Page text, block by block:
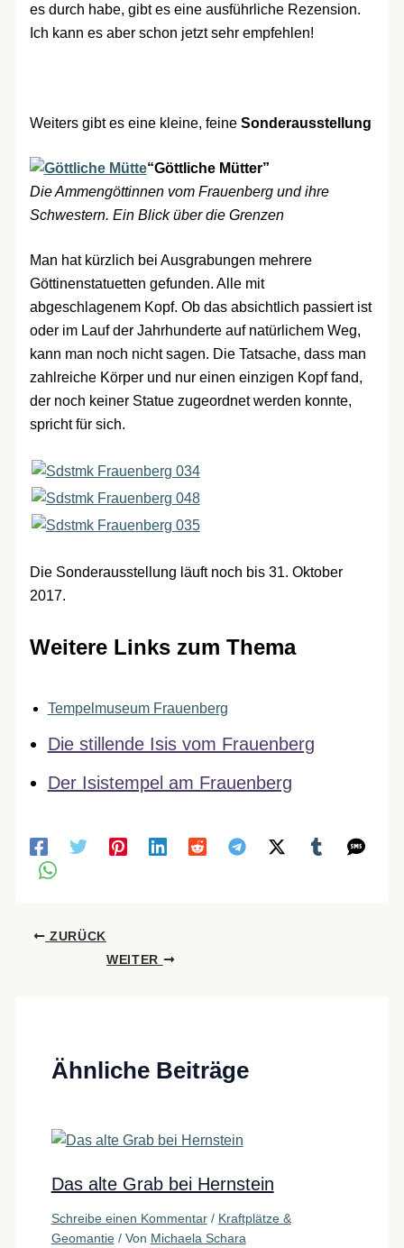
es durch habe, gibt es eine ausführliche Rezension.
Ich kann es aber schon jetzt sehr empfehlen!
Weiters gibt es eine kleine, feine Sonderausstellung
“Göttliche Mütter”
Die Ammengöttinnen vom Frauenberg und ihre
Schwestern. Ein Blick über die Grenzen
Man hat kürzlich bei Ausgrabungen mehrere
Göttinenstatuetten gefunden. Alle mit
abgeschlagenem Kopf. Ob das absichtlich passiert ist
oder im Lauf der Jahrhunderte auf natürlichem Weg,
kann man noch nicht sagen. Die Tatsache, dass man
zahlreiche Körper und nur einen einzigen Kopf fand,
der noch keiner Statue zugeordnet werden konnte,
spricht für sich.
Die Sonderausstellung läuft noch bis 31. Oktober
2017.
Weitere Links zum Thema
Tempelmuseum Frauenberg
Die stillende Isis vom Frauenberg
Der Isistempel am Frauenberg
ZURÜCK
WEITER
Ähnliche Beiträge
Das alte Grab bei Hernstein
Schreibe einen Kommentar / Kraftplätze &
Geomantie/ Von Michaela Schara